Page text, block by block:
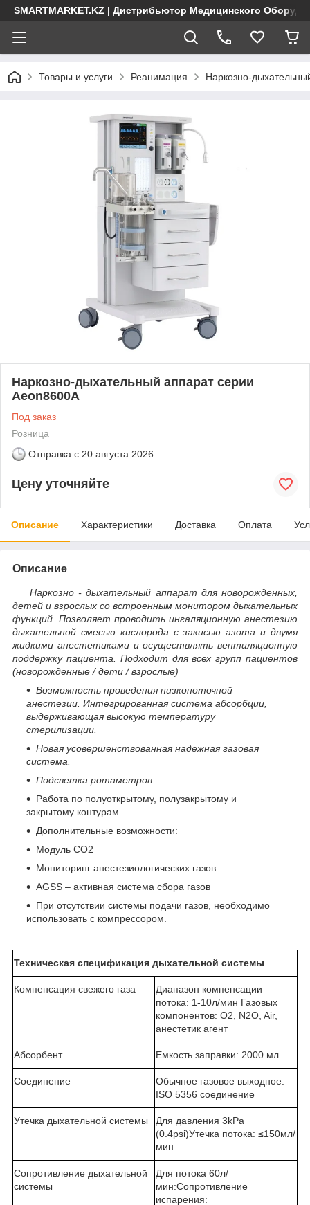
SMARTMARKET.KZ | Дистрибьютор Медицинского
Товары и услуги Реанимация Наркозно-
Наркозно-дыхательный аппарат серии
Aeon8600A
Под заказ
Розница
Отправка с 20 августа 2026
Цену уточняйте
Описание Характеристики Доставка Оплата
Описание
Наркозно - дыхательный аппарат для новорожденных,
детей и взрослых со встроенным монитором дыхательных
функций. Позволяет проводить ингаляционную анестезию
дыхательной смесью кислорода с закисью азота и двумя
жидкими анестетиками и осуществлять вентиляционную
поддержку пациента. Подходит для всех групп пациентов
(новорожденные / дети / взрослые)
Возможность проведения низкопоточной
анестезии. Интегрированная система абсорбции,
выдерживающая высокую температуру
стерилизации.
Новая усовершенствованная надежная газовая
система.
Подсветка ротаметров.
Работа по полуоткрытому, полузакрытому и
закрытому контурам.
Дополнительные возможности:
Модуль СO2
Мониторинг анестезиологических газов
AGSS – активная система сбора газов
При отсутствии системы подачи газов, необходимо
использовать с компрессором.
Техническая спецификация дыхательной системы
Компенсация свежего газа
Диапазон компенсации
потока: 1-10л/мин Газовых
компонентов: O2, N2O, Air,
анестетик агент
Абсорбент Емкость заправки: 2000 мл
Соединение
Обычное газовое выходное:
ISO 5356 соединение
Утечка дыхательной системы
Для давления 3kPa
(0.4psi)Утечка потока: ≤150мл/
мин
Сопротивление дыхательной
системы
Для потока 60л/
мин:Сопротивление
испарения: